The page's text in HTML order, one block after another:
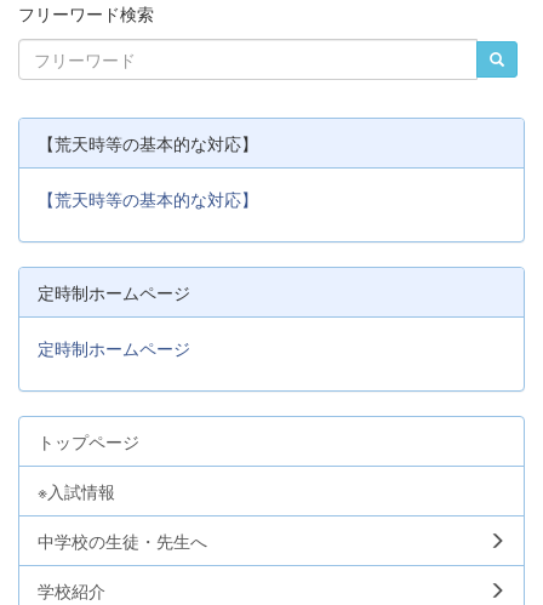
フリーワード検索
【荒天時等の基本的な対応】
【荒天時等の基本的な対応】
定時制ホームページ
定時制ホームページ
トップページ
※入試情報
中学校の生徒・先生へ
学校紹介